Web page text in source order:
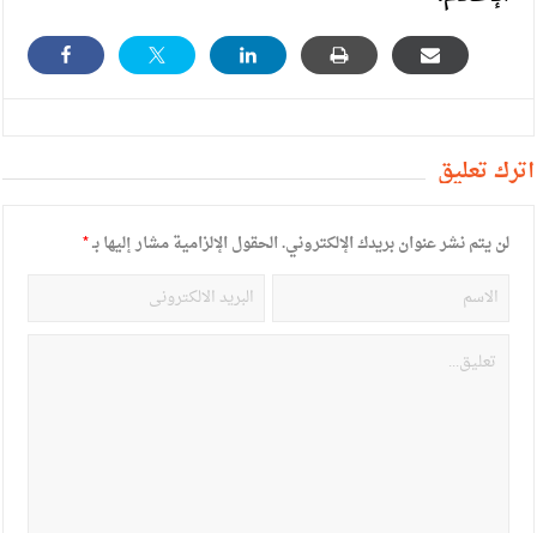
أترك تعليق
لن يتم نشر عنوان بريدك الإلكتروني.الحقول الإلزامية مشار إليها بـ*